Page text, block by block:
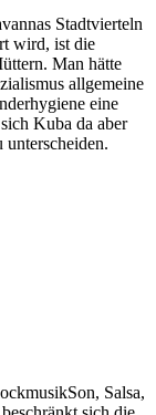
Stadtvierteln
wird, ist die
Man hätte
allgemeine
eine
Kuba da aber
Salsa,